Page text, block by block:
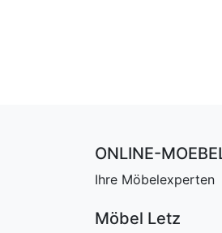
ONLINE-
Ihre Möbelexperten
Möbel Letz